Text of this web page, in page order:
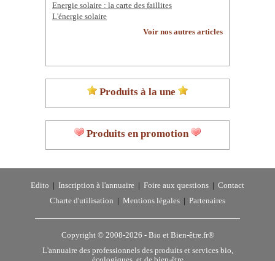
Energie solaire : la carte des faillites
L'énergie solaire
Voir nos autres articles
Produits à la une
Produits en promotion
Edito Inscription à l'annuaire Foire aux questions
Contact
Charte d'utilisation
Mentions légales Partenaires
Copyright © 2008-2026 - Bio et Bien-être.fr®
L'annuaire des professionnels des produits et services bio,